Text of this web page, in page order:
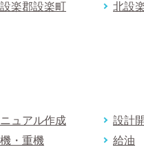
楽郡設楽町 北設
ュアル作成 設計
・重機 給油